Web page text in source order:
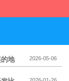
地
2026-05-06